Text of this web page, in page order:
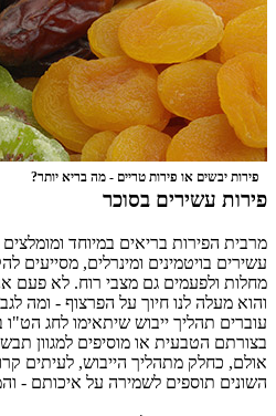
פירות יבשים או פירות טריים - מה בריא יותר?
פירות עשירים בסוכר
מרבית הפירות בריאים במיוחד ומומלצים
עשירים בויטמינים ומינרלים, מסייעים
מחלות ולפעמים גם מצבי רוח. לא פעם
והוא מעלה לנו חיוך על הפרצוף - ומה
עוברים תהליך ייבוש שיתאימו לחג
בצורתם הטבעית או מוסיפים למגוון
אולם, כחלק מתהליך הייבוש, לעיתים
השונים תוספים לשמירה על איכותם -